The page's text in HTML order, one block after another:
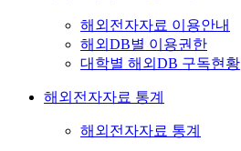
해외전자자료 이용안내
해외DB별 이용권한
대학별 해외DB 구독현황
해외전자자료 통계
해외전자자료 통계